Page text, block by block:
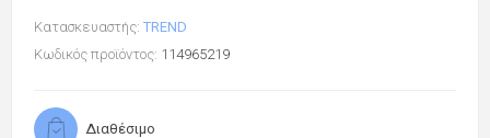
Κατασκευαστής: TREND
Κωδικός προϊόντος: 114965219
Διαθέσιμο